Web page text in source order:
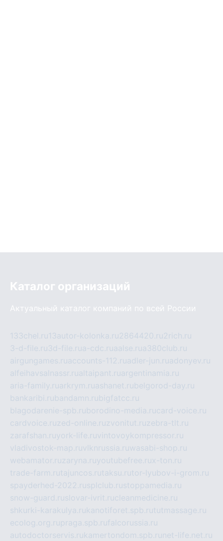
Каталог организаций
Актуальный каталог компаний по всей России
133chel.ru13autor-kolonka.ru2864420.ru2rich.ru
3-d-file.ru3d-file.rua-cdc.ruaalse.rua380club.ru
airgungames.ruaccounts-112.ruadler-jun.ruadonyev.ru
alfeihavsalnassr.rualtaipant.ruargentinamia.ru
aria-family.ruarkrym.ruashanet.rubelgorod-day.ru
bankaribi.rubandamn.rubigfatcc.ru
blagodarenie-spb.ruborodino-media.rucard-voice.ru
cardvoice.ruzed-online.ruzvonitut.ruzebra-tlt.ru
zarafshan.ruyork-life.ruvintovoykompressor.ru
vladivostok-map.ruvlknrussia.ruwasabi-shop.ru
webamator.ruzaryna.ruyoutubefree.rux-ton.ru
trade-farm.rutajuncos.rutaksu.rutor-lyubov-i-grom.ru
spayderhed-2022.rusplclub.rustoppamedia.ru
snow-guard.ruslovar-ivrit.rucleanmedicine.ru
shkurki-karakulya.rukanotiforet.spb.rututmassage.ru
ecolog.org.rupraga.spb.rufalcorussia.ru
autodoctorservis.rukamertondom.spb.ru net-life.net.ru